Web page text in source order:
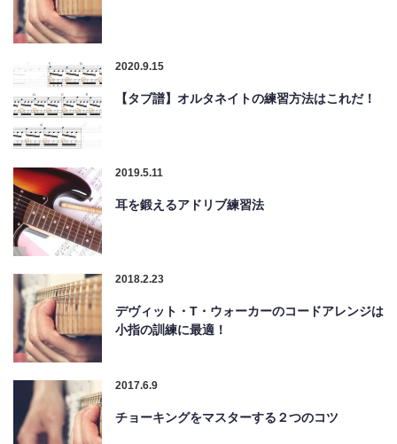
2020.9.15
【タブ譜】オルタネイトの練習方法はこれだ！
2019.5.11
耳を鍛えるアドリブ練習法
2018.2.23
デヴィット・T・ウォーカーのコードアレンジは
小指の訓練に最適！
2017.6.9
チョーキングをマスターする２つのコツ